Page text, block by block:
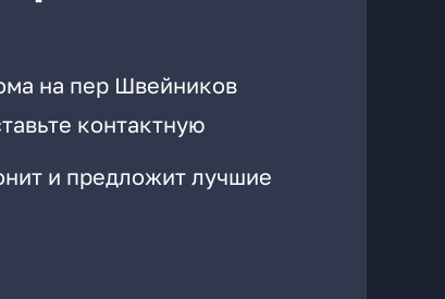
на пер Швейников
контактную
и предложит лучшие